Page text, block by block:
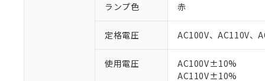
ランプ色 赤
定格電圧 AC100V、AC110V、
使用電圧
AC100V±10%
AC110V±10%
※1 対応状況